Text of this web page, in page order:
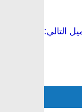
التالي: